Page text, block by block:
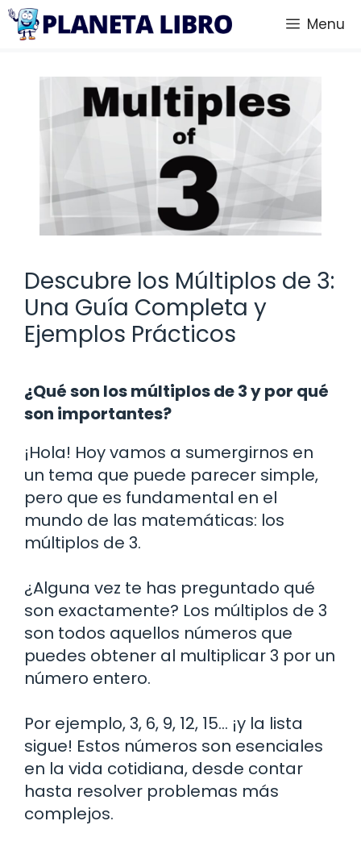
Saltar
Menu
Descubre los Múltiplos de 3:
Una Guía Completa y
Ejemplos Prácticos
¿Qué son los múltiplos de 3 y por qué
son importantes?
¡Hola! Hoy vamos a sumergirnos en
un tema que puede parecer simple,
pero que es fundamental en el
mundo de las matemáticas: los
múltiplos de 3.
¿Alguna vez te has preguntado qué
son exactamente? Los múltiplos de 3
son todos aquellos números que
puedes obtener al multiplicar 3 por un
número entero.
Por ejemplo, 3, 6, 9, 12, 15… ¡y la lista
sigue! Estos números son esenciales
en la vida cotidiana, desde contar
hasta resolver problemas más
complejos.